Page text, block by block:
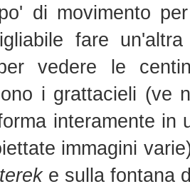
di movimento
fare
vedere le
i grattacieli (ve
interamente in
immagini
e sulla fontana